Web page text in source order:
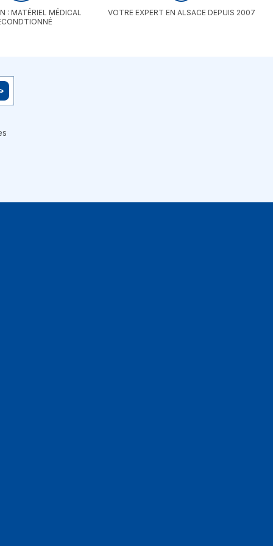
tissu confortable qui respecte
l'esthétique de votre intérieur.
: MATÉRIEL MÉDICAL
VOTRE EXPERT EN ALSACE DEPUIS 2007